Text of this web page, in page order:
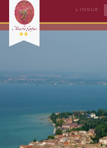
LINGUE: